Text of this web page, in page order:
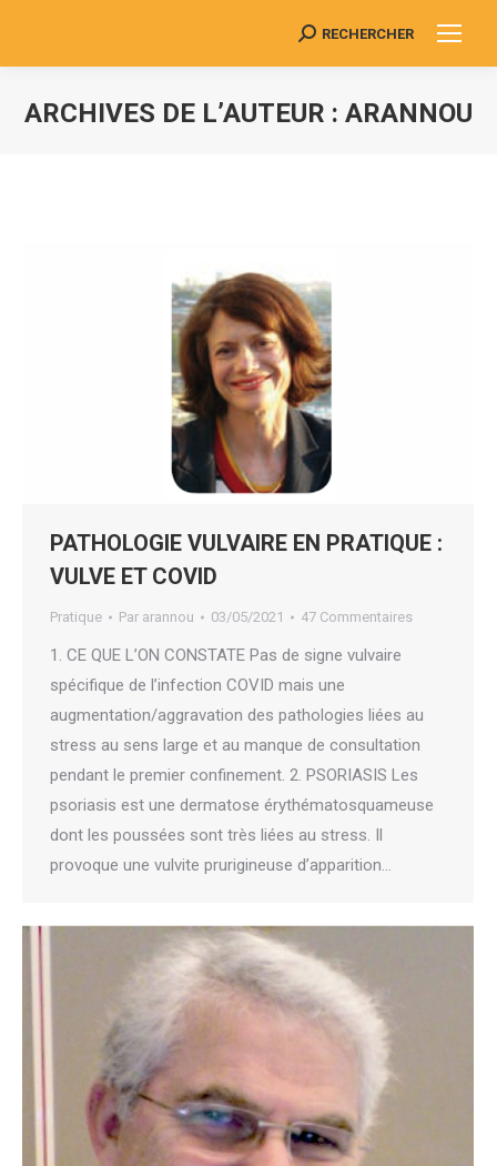
Search:
RECHERCHER
ARCHIVES DE L’AUTEUR : ARANNOU
PATHOLOGIE VULVAIRE EN PRATIQUE :
VULVE ET COVID
Pratique Par arannou 03/05/2021 47 Commentaires
1. CE QUE L’ON CONSTATE Pas de signe vulvaire
spécifique de l’infection COVID mais une
augmentation/aggravation des pathologies liées au
stress au sens large et au manque de consultation
pendant le premier confinement. 2. PSORIASIS Les
psoriasis est une dermatose érythématosquameuse
dont les poussées sont très liées au stress. Il
provoque une vulvite prurigineuse d’apparition…